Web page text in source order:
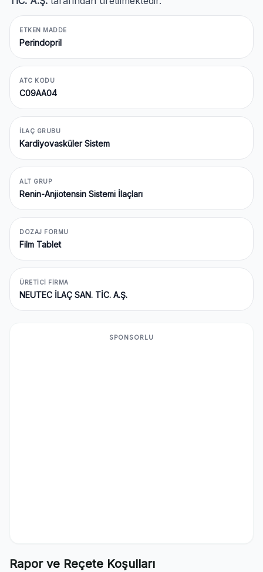
ETKEN MADDE
Perindopril
ATC KODU
C09AA04
İLAÇ GRUBU
Kardiyovasküler Sistem
ALT GRUP
Renin-Anjiotensin Sistemi İlaçları
DOZAJ FORMU
Film Tablet
ÜRETICI FIRMA
NEUTEC İLAÇ SAN. TİC. A.Ş.
SPONSORLU
Rapor ve Reçete Koşulları